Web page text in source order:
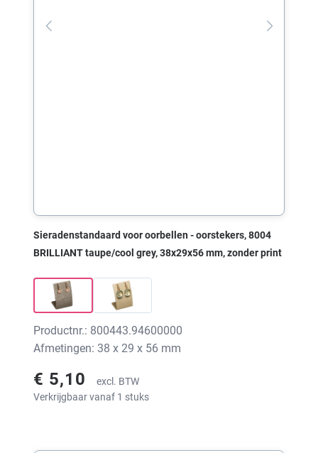
Sieradenstandaard voor oorbellen - oorstekers, 8004
BRILLIANT taupe/cool grey, 38x29x56 mm, zonder print
Productnr.: 800443.94600000
Afmetingen: 38 x 29 x 56 mm
€ 5,10
excl. BTW
Verkrijgbaar vanaf 1 stuks